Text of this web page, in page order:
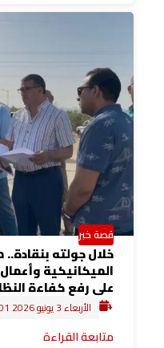
قصة خبر
خلال جولته بنقادة..
الميكانيكية
على رفع كفاءة
الأربعاء 3 يونيو 2026 2:01 م
متابعة القراءة